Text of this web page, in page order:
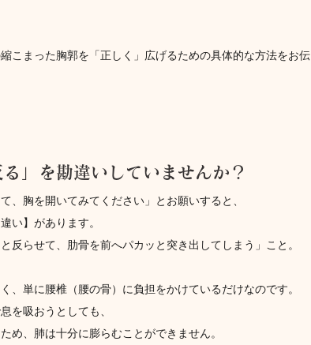
こまった胸郭を「正しく」広げるための具体的な方法をお伝
」を勘違いしていませんか？
、胸を開いてみてください」とお願いすると、
い】があります。
反らせて、肋骨を前へパカッと突き出してしまう」こと。
、単に腰椎（腰の骨）に負担をかけているだけなのです。
を吸おうとしても、
め、肺は十分に膨らむことができません。